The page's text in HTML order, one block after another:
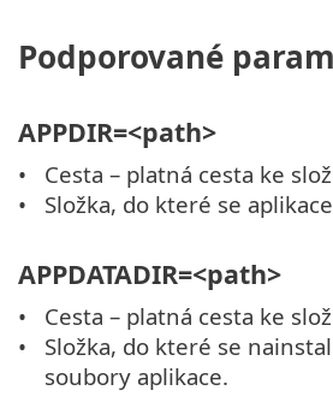
Podporované
APPDIR=<path>
Cesta – platná cesta ke
Složka, do které se
APPDATADIR=<path>
Cesta – platná cesta ke
Složka, do které se
soubory aplikace.